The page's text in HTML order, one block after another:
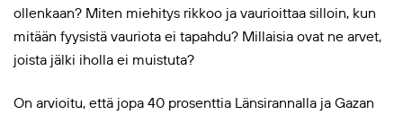
ollenkaan? Miten miehitys rikkoo ja vaurioittaa silloin, kun
mitään fyysistä vauriota ei tapahdu? Millaisia ovat ne arvet,
joista jälki iholla ei muistuta?
On arvioitu, että jopa 40 prosenttia Länsirannalla ja Gazan